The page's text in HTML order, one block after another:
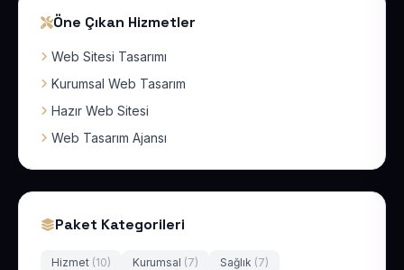
Öne Çıkan Hizmetler
Web Sitesi Tasarımı
Kurumsal Web Tasarım
Hazır Web Sitesi
Web Tasarım Ajansı
Paket Kategorileri
Hizmet (10) Kurumsal (7) Sağlık (7)